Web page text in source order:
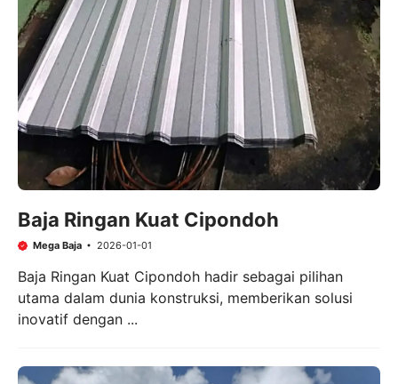
Baja Ringan Kuat Cipondoh
Mega Baja 2026-01-01
Baja Ringan Kuat Cipondoh hadir sebagai pilihan
utama dalam dunia konstruksi, memberikan solusi
inovatif dengan ...